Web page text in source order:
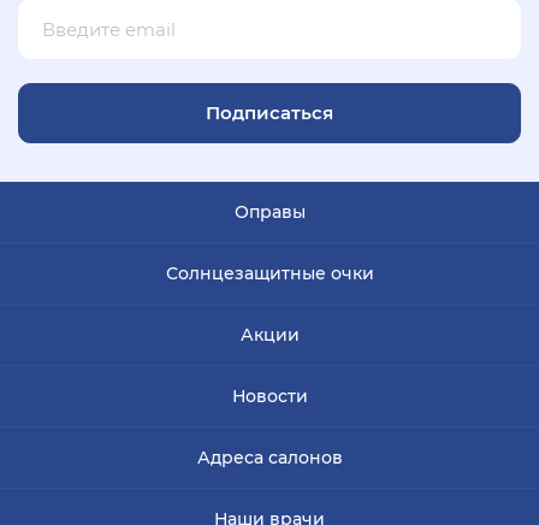
Подписаться
Оправы
Солнцезащитные очки
Акции
Новости
Адреса салонов
Наши врачи